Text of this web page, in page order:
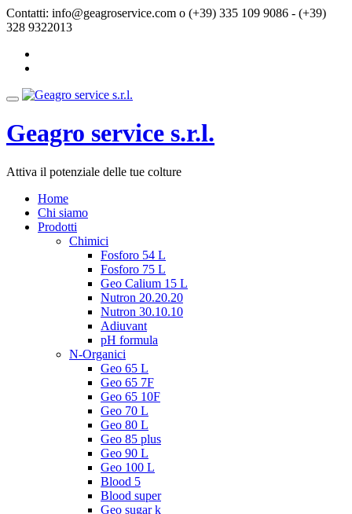
Passa
al
Contatti: info@geagroservice.com o (+39) 335 109 9086 - (+39)
328 9322013
plus-
Toggle
Geagro service s.r.l.
Attiva il potenziale delle tue colture
Home
Chi siamo
Prodotti
Chimici
Fosforo 54 L
Fosforo 75 L
Geo Calium 15 L
Nutron 20.20.20
Nutron 30.10.10
Adiuvant
pH formula
N-Organici
Geo 65 L
Geo 65 7F
Geo 65 10F
Geo 70 L
Geo 80 L
Geo 85 plus
Geo 90 L
Geo 100 L
Blood 5
Blood super
Geo sugar k